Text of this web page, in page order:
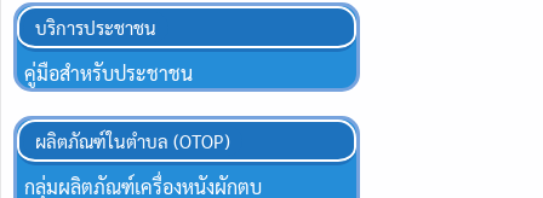
บริการประชาชน
คู่มือสำหรับประชาชน
ผลิตภัณฑ์ในตำบล (OTOP)
กลุ่มผลิตภัณฑ์เครื่องหนังผักตบ